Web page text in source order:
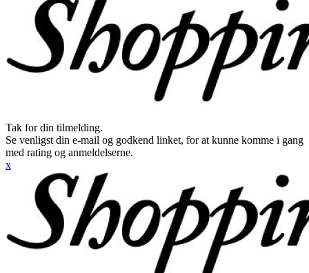
Tak for din tilmelding.
Se venligst din e-mail og godkend linket, for at kunne komme i gang
med rating og anmeldelserne.
x